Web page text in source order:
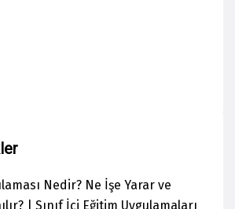
Nedir? Ne İşe Yarar ve
| Sınıf İçi Eğitim Uygulamaları